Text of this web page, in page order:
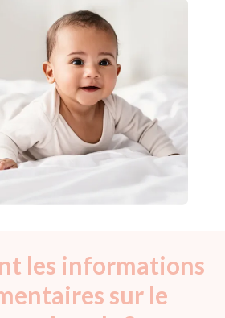
les informations
sur le